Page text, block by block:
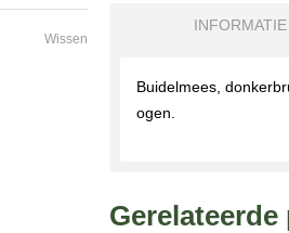
INFORMATIE
Buidelmees,
ogen.
Wissen